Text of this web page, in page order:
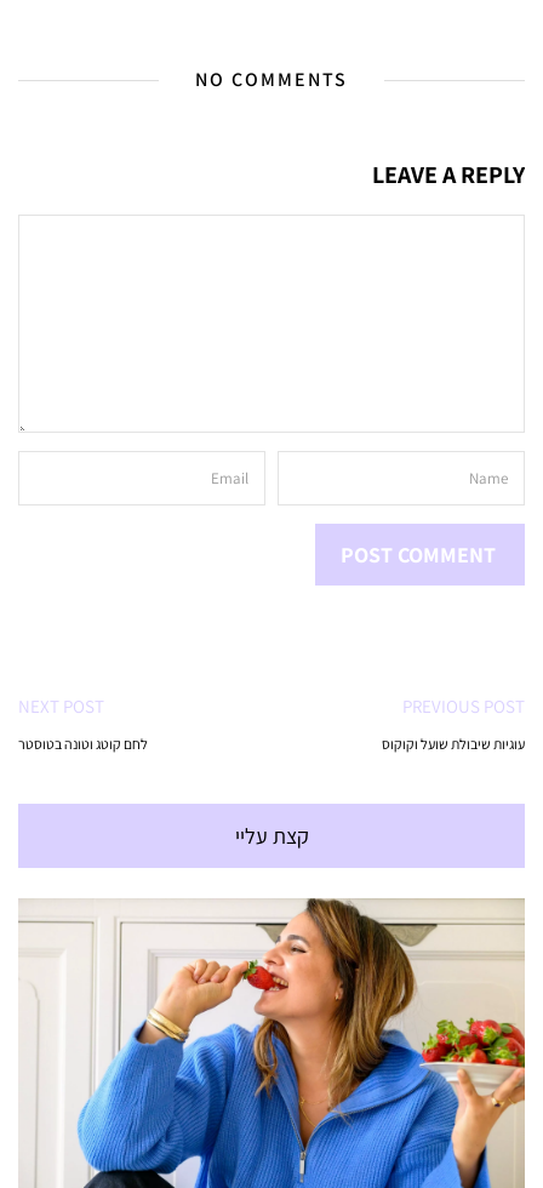
NO COMMENTS
LEAVE A REPLY
PREVIOUS POST
עוגיות שיבולת שועל וקוקוס
NEXT POST
לחם קוטג וטונה בטוסטר
קצת עליי